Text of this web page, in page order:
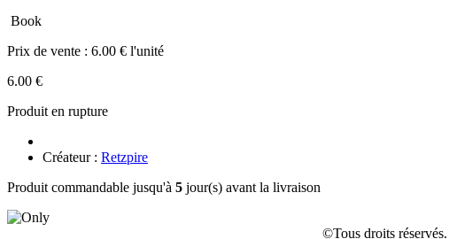
Book
Prix de vente : 6.00 € l'unité
6.00 €
Produit en rupture
Créateur : Retzpire
Produit commandable jusqu'à 5 jour(s) avant la livraison
©Tous droits